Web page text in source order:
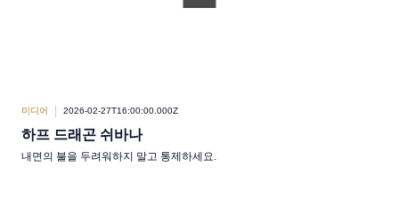
미디어 2026-02-27T16:00:00.000Z
하프 드래곤 쉬바나
내면의 불을 두려워하지 말고 통제하세요.